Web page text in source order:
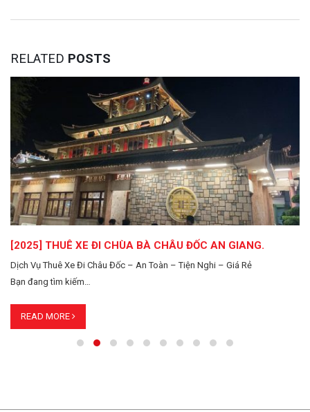
RELATED POSTS
[2025] THUÊ XE ĐI CHÙA BÀ CHÂU ĐỐC AN GIANG.
Dịch Vụ Thuê Xe Đi Châu Đốc – An Toàn – Tiện Nghi – Giá Rẻ
Bạn đang tìm kiếm…
READ MORE